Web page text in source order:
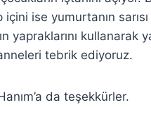
içini ise yumurtanın
yapraklarını
tebrik ediyoruz.
da teşekkürler.